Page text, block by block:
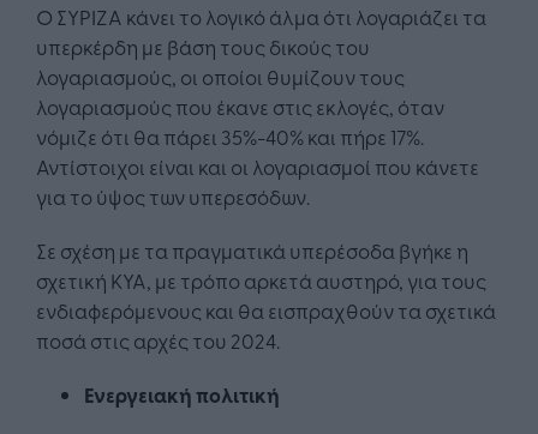
Ο ΣΥΡΙΖΑ κάνει το λογικό άλμα ότι λογαριάζει τα
υπερκέρδη με βάση τους δικούς του
λογαριασμούς, οι οποίοι θυμίζουν τους
λογαριασμούς που έκανε στις εκλογές, όταν
νόμιζε ότι θα πάρει 35%-40% και πήρε 17%.
Αντίστοιχοι είναι και οι λογαριασμοί που κάνετε
για το ύψος των υπερεσόδων.
Σε σχέση με τα πραγματικά υπερέσοδα βγήκε η
σχετική ΚΥΑ, με τρόπο αρκετά αυστηρό, για τους
ενδιαφερόμενους και θα εισπραχθούν τα σχετικά
ποσά στις αρχές του 2024.
Ενεργειακή πολιτική